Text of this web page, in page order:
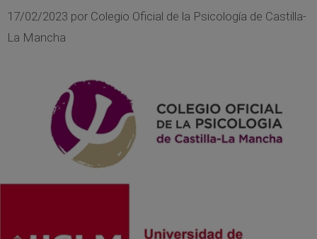
17/02/2023 por Colegio Oficial de la Psicología de Castilla-
La Mancha